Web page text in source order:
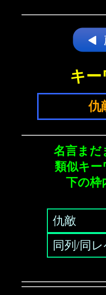
キー
仇
名言まだ
類似キー
下の枠
仇敵
同列/同